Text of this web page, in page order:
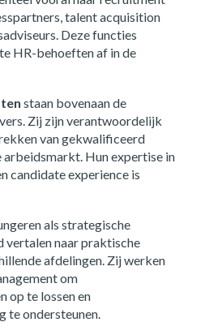
talent acquisition
Deze functies
HR-behoeften af in de
staan bovenaan de
Zij zijn verantwoordelijk
van gekwalificeerd
arbeidsmarkt. Hun expertise in
candidate experience is
als strategische
vertalen naar praktische
afdelingen. Zij werken
om
op te lossen en
te ondersteunen.